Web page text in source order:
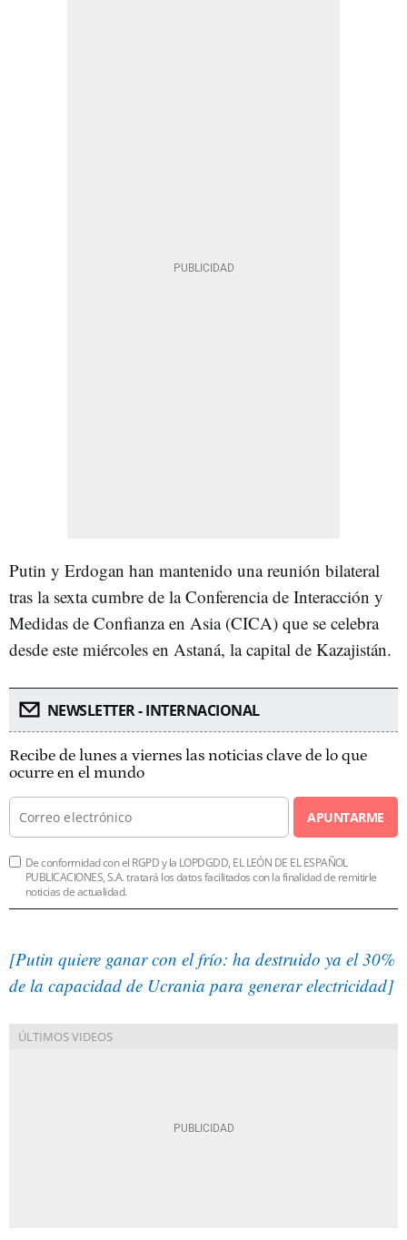
Putin y Erdogan han mantenido una reunión bilateral
tras la sexta cumbre de la Conferencia de Interacción y
Medidas de Confianza en Asia (CICA) que se celebra
desde este miércoles en Astaná, la capital de Kazajistán.
NEWSLETTER - INTERNACIONAL
Recibe de lunes a viernes las noticias clave de lo que
ocurre en el mundo
APUNTARME
De conformidad con el RGPD y la LOPDGDD, EL LEÓN DE EL ESPAÑOL
PUBLICACIONES, S.A. tratará los datos facilitados con la finalidad de remitirle
noticias de actualidad.
[Putin quiere ganar con el frío: ha destruido ya el 30%
de la capacidad de Ucrania para generar electricidad]